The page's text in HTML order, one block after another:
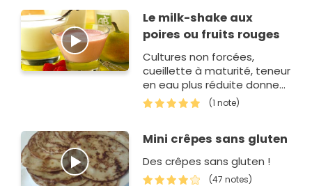
recette et me la su…
Le milk-shake aux
poires ou fruits rouges
Cultures non forcées,
cueillette à maturité, teneur
en eau plus réduite donnent
aux fruits bio une grande
richesse en vitamines et
(1 note)
Mini crêpes sans gluten
Des crêpes sans gluten !
(47 notes)